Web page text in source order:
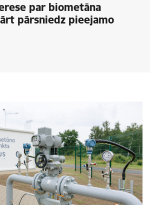
par biometāna
pārsniedz pieejamo